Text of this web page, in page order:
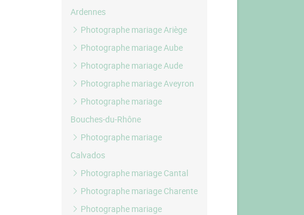
Ardennes
Photographe mariage Ariège
Photographe mariage Aube
Photographe mariage Aude
Photographe mariage Aveyron
Photographe mariage
Bouches-du-Rhône
Photographe mariage
Calvados
Photographe mariage Cantal
Photographe mariage Charente
Photographe mariage